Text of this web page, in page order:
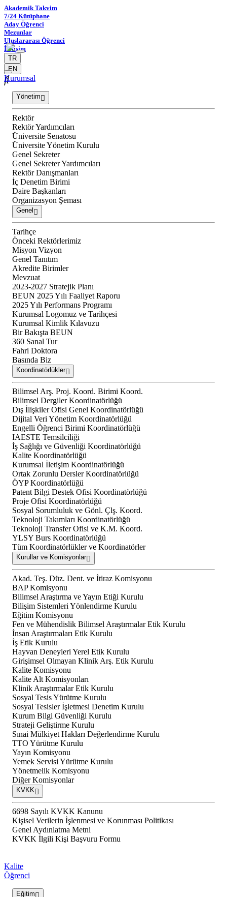
Akademik Takvim
7/24 Kütüphane
Aday Öğrenci
Mezunlar
Uluslararası Öğrenci
İletişim
TR
EN
Kurumsal
Yönetim
Rektör
Rektör Yardımcıları
Üniversite Senatosu
Üniversite Yönetim Kurulu
Genel Sekreter
Genel Sekreter Yardımcıları
Rektör Danışmanları
İç Denetim Birimi
Daire Başkanları
Organizasyon Şeması
Genel
Tarihçe
Önceki Rektörlerimiz
Misyon Vizyon
Genel Tanıtım
Akredite Birimler
Mevzuat
2023-2027 Stratejik Planı
BEUN 2025 Yılı Faaliyet Raporu
2025 Yılı Performans Programı
Kurumsal Logomuz ve Tarihçesi
Kurumsal Kimlik Kılavuzu
Bir Bakışta BEUN
360 Sanal Tur
Fahri Doktora
Basında Biz
Koordinatörlükler
Bilimsel Arş. Proj. Koord. Birimi Koord.
Bilimsel Dergiler Koordinatörlüğü
Dış İlişkiler Ofisi Genel Koordinatörlüğü
Dijital Veri Yönetim Koordinatörlüğü
Engelli Öğrenci Birimi Koordinatörlüğü
IAESTE Temsilciliği
İş Sağlığı ve Güvenliği Koordinatörlüğü
Kalite Koordinatörlüğü
Kurumsal İletişim Koordinatörlüğü
Ortak Zorunlu Dersler Koordinatörlüğü
ÖYP Koordinatörlüğü
Patent Bilgi Destek Ofisi Koordinatörlüğü
Proje Ofisi Koordinatörlüğü
Sosyal Sorumluluk ve Gönl. Çlş. Koord.
Teknoloji Takımları Koordinatörlüğü
Teknoloji Transfer Ofisi ve K.M. Koord.
YLSY Burs Koordinatörlüğü
Tüm Koordinatörlükler ve Koordinatörler
Kurullar ve Komisyonlar
Akad. Teş. Düz. Dent. ve İtiraz Komisyonu
BAP Komisyonu
Bilimsel Araştırma ve Yayın Etiği Kurulu
Bilişim Sistemleri Yönlendirme Kurulu
Eğitim Komisyonu
Fen ve Mühendislik Bilimsel Araştırmalar Etik Kurulu
İnsan Araştırmaları Etik Kurulu
İş Etik Kurulu
Hayvan Deneyleri Yerel Etik Kurulu
Girişimsel Olmayan Klinik Arş. Etik Kurulu
Kalite Komisyonu
Kalite Alt Komisyonları
Klinik Araştırmalar Etik Kurulu
Sosyal Tesis Yürütme Kurulu
Sosyal Tesisler İşletmesi Denetim Kurulu
Kurum Bilgi Güvenliği Kurulu
Strateji Geliştirme Kurulu
Sınai Mülkiyet Hakları Değerlendirme Kurulu
TTO Yürütme Kurulu
Yayın Komisyonu
Yemek Servisi Yürütme Kurulu
Yönetmelik Komisyonu
Diğer Komisyonlar
KVKK
6698 Sayılı KVKK Kanunu
Kişisel Verilerin İşlenmesi ve Korunması Politikası
Genel Aydınlatma Metni
KVKK İlgili Kişi Başvuru Formu
Kalite
Öğrenci
Eğitim